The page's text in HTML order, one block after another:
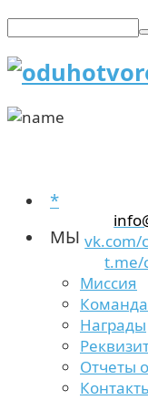
vk.com/
t.me/
*
МЫ
Миссия
Команда
Награды
Отчеты